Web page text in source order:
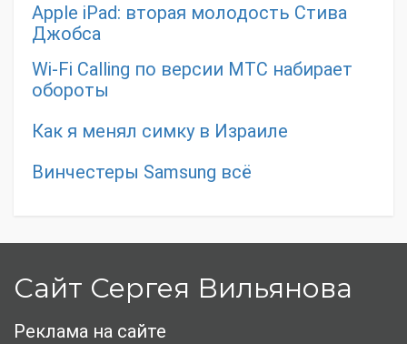
Apple iPad: вторая молодость Стива
Джобса
Wi-Fi Calling по версии МТС набирает
обороты
Как я менял симку в Израиле
Винчестеры Samsung всё
Сайт Сергея Вильянова
Реклама на сайте